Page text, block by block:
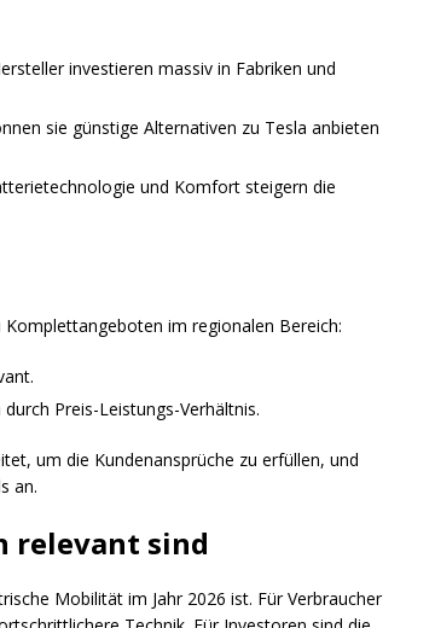
investieren massiv in Fabriken und
sie günstige Alternativen zu Tesla anbieten
und Komfort steigern die
im regionalen Bereich:
Preis-Leistungs-Verhältnis.
um die Kundenansprüche zu erfüllen, und
an.
relevant sind
Mobilität im Jahr 2026 ist. Für Verbraucher